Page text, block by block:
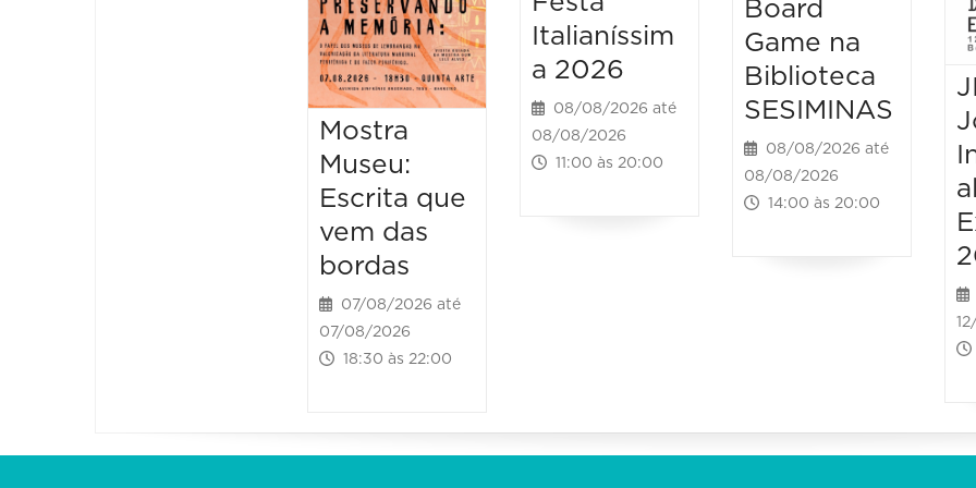
Mostra
Museu:
Escrita que
vem das
bordas
07/08/2026 até
07/08/2026
18:30 às 22:00
Italianíssim
a 2026
08/08/2026 até
08/08/2026
11:00 às 20:00
Board
Game na
Biblioteca
SESIMINAS
08/08/2026 até
08/08/2026
14:00 às 20:00